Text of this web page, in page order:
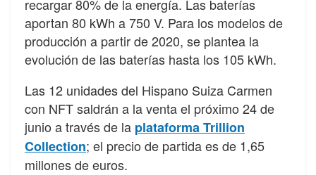
recargar 80% de la energía. Las baterías
aportan 80 kWh a 750 V. Para los modelos de
producción a partir de 2020, se plantea la
evolución de las baterías hasta los 105 kWh.
Las 12 unidades del Hispano Suiza Carmen
con NFT saldrán a la venta el próximo 24 de
junio a través de la plataforma Trillion
Collection; el precio de partida es de 1,65
millones de euros.